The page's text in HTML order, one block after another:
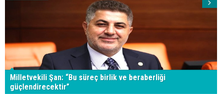
Milletvekili Şan: “Bu süreç birlik ve beraberliği
güçlendirecektir”